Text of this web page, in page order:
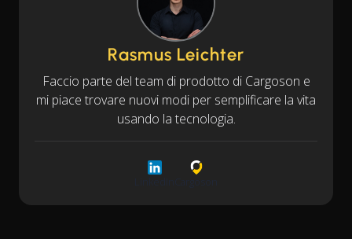
Rasmus Leichter
Faccio parte del team di prodotto di Cargoson e
mi piace trovare nuovi modi per semplificare la vita
usando la tecnologia.